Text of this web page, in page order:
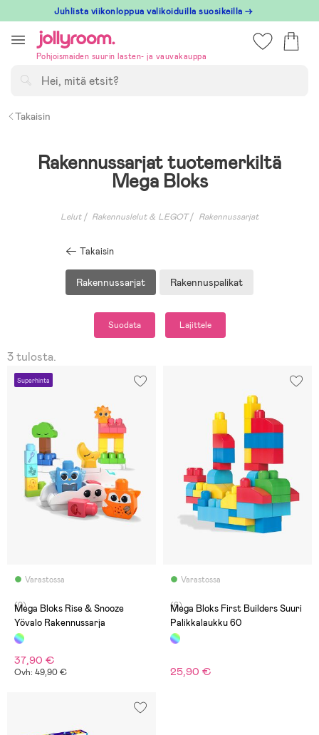
till
innehållet
Juhlista viikonloppua valikoiduilla suosikeilla →
Pohjoismaiden suurin lasten- ja vauvakauppa
Takaisin
Rakennussarjat tuotemerkiltä
Mega Bloks
Lelut Rakennuslelut & LEGOT Rakennussarjat
Takaisin
Rakennussarjat Rakennuspalikat
Suodata Lajittele
3 tulosta.
Superhinta
Varastossa
(0)
Mega Bloks Rise & Snooze
Yövalo Rakennussarja
37,90 €
Ovh: 49,90 €
Varastossa
(6)
Mega Bloks First Builders Suuri
Palikkalaukku 60
25,90 €